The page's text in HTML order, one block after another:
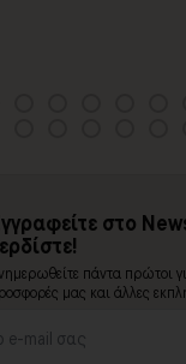
στο
πάντα πρώτοι
μας και άλλες